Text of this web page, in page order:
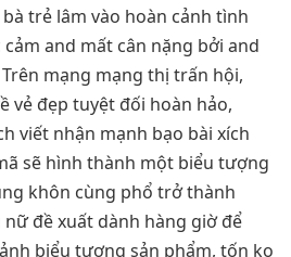
trẻ lâm vào hoàn cảnh tình
and mất cân nặng bởi and
mạng mạng thị trấn hội,
vẻ đẹp tuyệt đối hoàn hảo,
viết nhận mạnh bạo bài xích
sẽ hình thành một biểu tượng
khôn cùng phổ trở thành
đề xuất dành hàng giờ để
biểu tượng sản phẩm, tốn ko